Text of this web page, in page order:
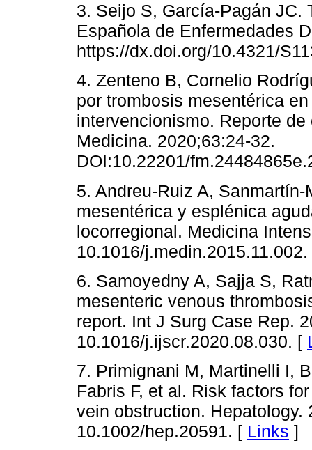
3. Seijo S, García-Pagán JC.
Española de Enfermedades
https://dx.doi.org/10.4321/
4. Zenteno B, Cornelio
por trombosis mesentérica
intervencionismo. Reporte
Medicina. 2020;63:24-32.
DOI:10.22201/
5. Andreu-Ruiz A,
mesentérica y esplénica
locorregional. Medicina
10.1016/
6. Samoyedny A, Sajja S,
mesenteric venous
report. Int J Surg Case Rep.
10.1016/j.ijscr.2020.08.030. [
7. Primignani M, Martinelli I,
Fabris F, et al. Risk factors
vein obstruction. Hepatology.
10.1002/hep.20591. [ Links ]